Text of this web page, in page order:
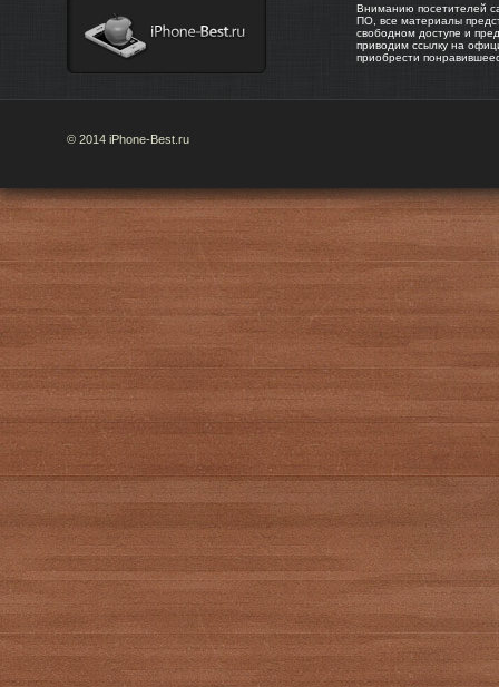
Вниманию посетителей
ПО, все материалы
свободном доступе и
приводим ссылку на
приобрести
© 2014 iPhone-Best.ru